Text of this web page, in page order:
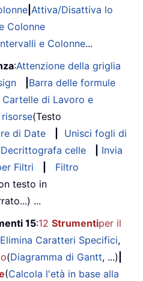
Attiva/Disattiva lo
Colonne
e Colonne...
:Attenzione della griglia
Barra delle formule
Cartelle di Lavoro e
(Testo
di Date
Unisci fogli di
celle
Invia
Filtri
Filtro
testo in
...
15:12 Strumentiper il
Elimina Caratteri Specifici,
(Diagramma di Gantt, ...)
(Calcola l'età in base alla